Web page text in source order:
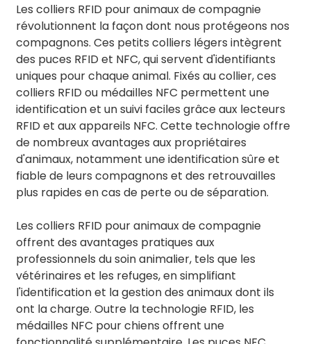
Les colliers RFID pour animaux de compagnie
révolutionnent la façon dont nous protégeons nos
compagnons. Ces petits colliers légers intègrent
des puces RFID et NFC, qui servent d'identifiants
uniques pour chaque animal. Fixés au collier, ces
colliers RFID ou médailles NFC permettent une
identification et un suivi faciles grâce aux lecteurs
RFID et aux appareils NFC. Cette technologie offre
de nombreux avantages aux propriétaires
d'animaux, notamment une identification sûre et
fiable de leurs compagnons et des retrouvailles
plus rapides en cas de perte ou de séparation.
Les colliers RFID pour animaux de compagnie
offrent des avantages pratiques aux
professionnels du soin animalier, tels que les
vétérinaires et les refuges, en simplifiant
l'identification et la gestion des animaux dont ils
ont la charge. Outre la technologie RFID, les
médailles NFC pour chiens offrent une